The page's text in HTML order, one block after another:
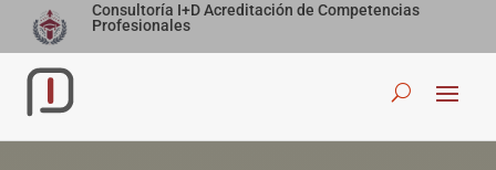
Consultoría I+D Acreditación de Competencias
Profesionales